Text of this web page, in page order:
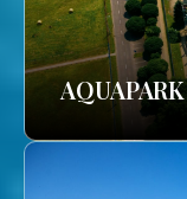
AQUAPARK